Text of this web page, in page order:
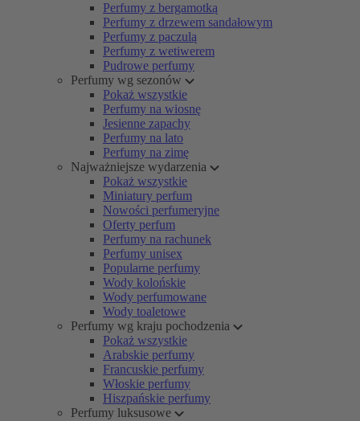
Perfumy z bergamotką
Perfumy z drzewem sandałowym
Perfumy z paczulą
Perfumy z wetiwerem
Pudrowe perfumy
Perfumy wg sezonów
Pokaż wszystkie
Perfumy na wiosnę
Jesienne zapachy
Perfumy na lato
Perfumy na zimę
Najważniejsze wydarzenia
Pokaż wszystkie
Miniatury perfum
Nowości perfumeryjne
Oferty perfum
Perfumy na rachunek
Perfumy unisex
Popularne perfumy
Wody kolońskie
Wody perfumowane
Wody toaletowe
Perfumy wg kraju pochodzenia
Pokaż wszystkie
Arabskie perfumy
Francuskie perfumy
Włoskie perfumy
Hiszpańskie perfumy
Perfumy luksusowe